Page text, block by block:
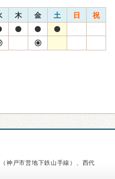
木 金 土 日 祝
神戸市営地下鉄山手線）、西代